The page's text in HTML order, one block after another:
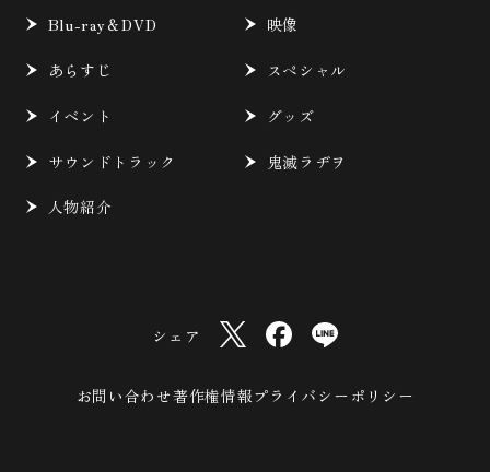
Blu-ray＆DVD 映像
あらすじ スペシャル
イベント グッズ
サウンドトラック 鬼滅ラヂヲ
人物紹介
シェア
お問い合わせ著作権情報プライバシーポリシー